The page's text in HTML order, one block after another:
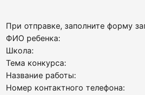
При отправке, заполните форму
ФИО ребенка:
Школа:
Тема конкурса:
Название работы:
Номер контактного телефона: